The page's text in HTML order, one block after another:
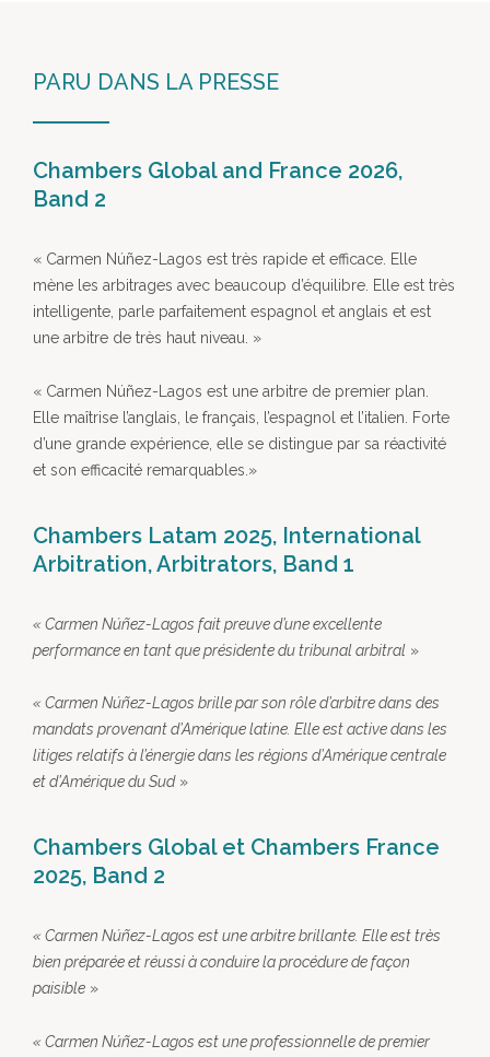
PARU DANS LA PRESSE
Chambers Global and France 2026,
Band 2
« Carmen Núñez-Lagos est très rapide et efficace. Elle
mène les arbitrages avec beaucoup d’équilibre. Elle est très
intelligente, parle parfaitement espagnol et anglais et est
une arbitre de très haut niveau. »
« Carmen Núñez-Lagos est une arbitre de premier plan.
Elle maîtrise l’anglais, le français, l’espagnol et l’italien. Forte
d’une grande expérience, elle se distingue par sa réactivité
et son efficacité remarquables.»
Chambers Latam 2025, International
Arbitration, Arbitrators, Band 1
«Carmen Núñez-Lagos fait preuve d’une excellente
performance en tant que présidente du tribunal arbitral »
« Carmen Núñez-Lagos brille par son rôle d’arbitre dans des
mandats provenant d’Amérique latine. Elle est active dans les
litiges relatifs à l’énergie dans les régions d’Amérique centrale
et d’Amérique du Sud»
Chambers Global et Chambers France
2025, Band 2
«Carmen Núñez-Lagos est une arbitre brillante. Elle est très
bien préparée et réussi à conduire la procédure de façon
paisible »
« Carmen Núñez-Lagos est une professionnelle de premier